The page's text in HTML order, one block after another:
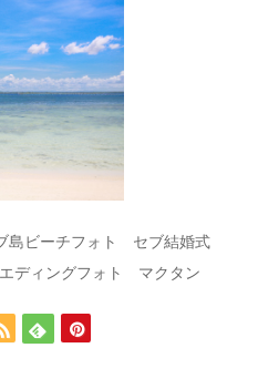
島ビーチフォト セブ結婚式
ディングフォト マクタン